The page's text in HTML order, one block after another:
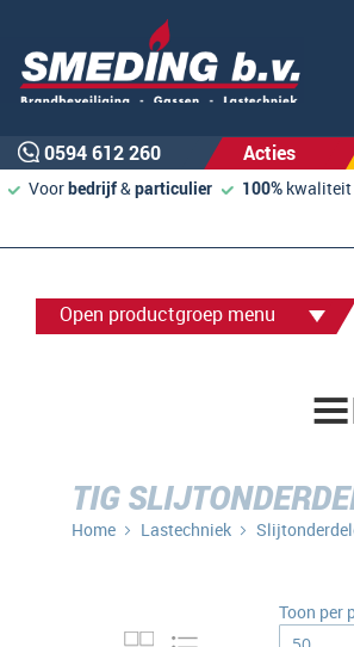
0594 612 260 Acties
Voorbedrijf&particulier 100% kwaliteit
TIG
Home Lastechniek
Toon per
Open productgroep menu